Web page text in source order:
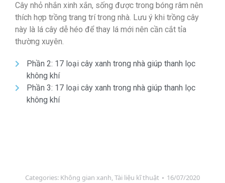
Cây nhỏ nhắn xinh xắn, sống được trong bóng râm nên
thích hợp trồng trang trí trong nhà. Lưu ý khi trồng cây
này là lá cây dễ héo để thay lá mới nên cần cắt tỉa
thường xuyên.
Phần 2: 17 loại cây xanh trong nhà giúp thanh lọc
không khí
Phần 3: 17 loại cây xanh trong nhà giúp thanh lọc
không khí
Categories: Không gian xanh,Tài liệu kĩ thuật 16/07/2020